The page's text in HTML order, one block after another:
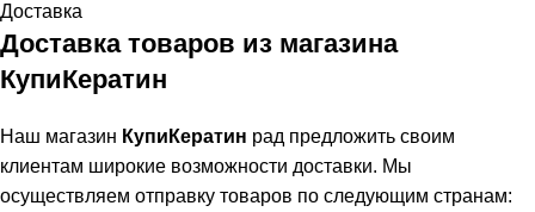
Доставка
Доставка товаров из магазина
КупиКератин
Наш магазин КупиКератин рад предложить своим
клиентам широкие возможности доставки. Мы
осуществляем отправку товаров по следующим странам: